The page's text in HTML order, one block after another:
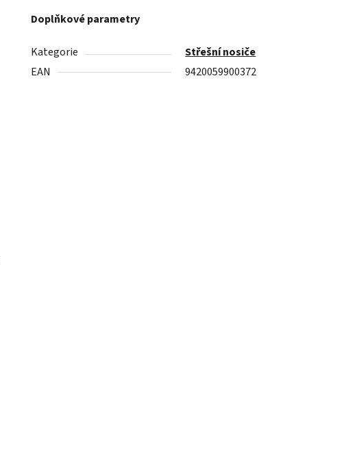
Doplňkové parametry
Kategorie
Střešní nosiče
EAN
9420059900372